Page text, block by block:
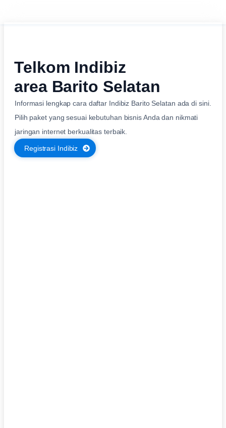
Telkom Indibiz
area Barito Selatan
Informasi lengkap cara daftar Indibiz Barito Selatan ada di sini.
Pilih paket yang sesuai kebutuhan bisnis Anda dan nikmati
jaringan internet berkualitas terbaik.
Registrasi Indibiz